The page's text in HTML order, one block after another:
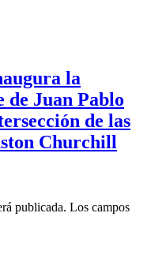
la
de Juan Pablo
de las
Churchill
publicada. Los campos